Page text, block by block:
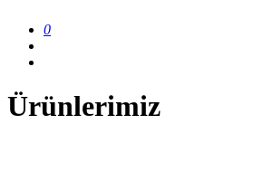
0
Ürünlerimiz